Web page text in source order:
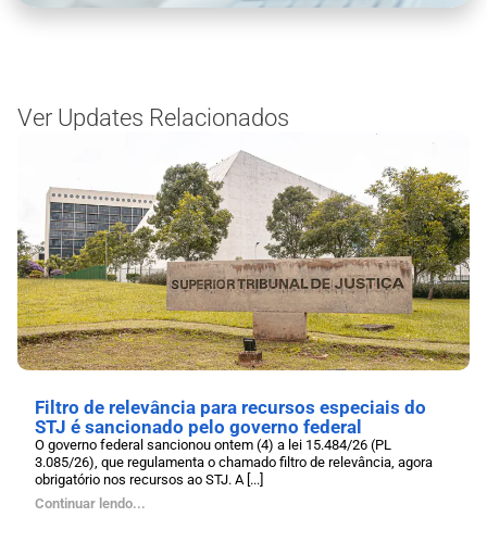
Ver Updates Relacionados
Filtro de relevância para recursos especiais do
STJ é sancionado pelo governo federal
O governo federal sancionou ontem (4) a lei 15.484/26 (PL
3.085/26), que regulamenta o chamado filtro de relevância, agora
obrigatório nos recursos ao STJ. A [...]
Continuar lendo...